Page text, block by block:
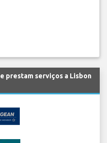
prestam serviços a Lisbon